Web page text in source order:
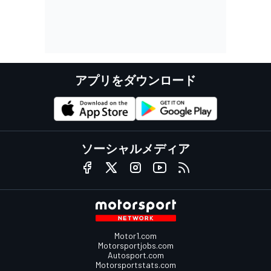
アプリをダウンロード
ソーシャルメディア
Motor1.com
Motorsportjobs.com
Autosport.com
Motorsportstats.com